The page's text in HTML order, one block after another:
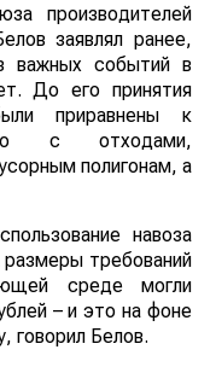
производителей
заявлял ранее,
важных событий в
До его принятия
приравнены к
с отходами,
полигонам, а
навоза
размеры требований
среде могли
– и это на фоне
говорил Белов.